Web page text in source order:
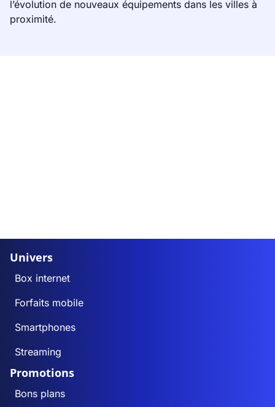
l’évolution de nouveaux équipements dans les villes à
proximité.
Univers
Box internet
Forfaits mobile
Smartphones
Streaming
Promotions
Bons plans